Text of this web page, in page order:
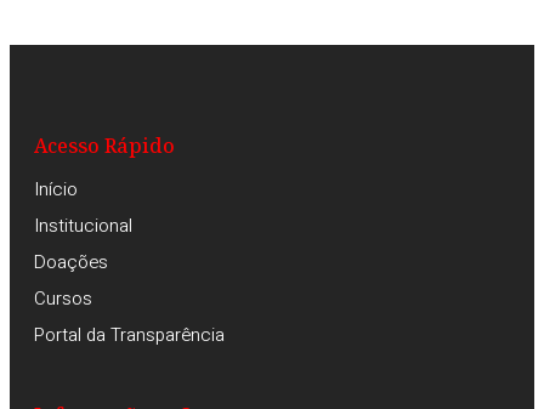
Acesso Rápido
Início
Institucional
Doações
Cursos
Portal da Transparência